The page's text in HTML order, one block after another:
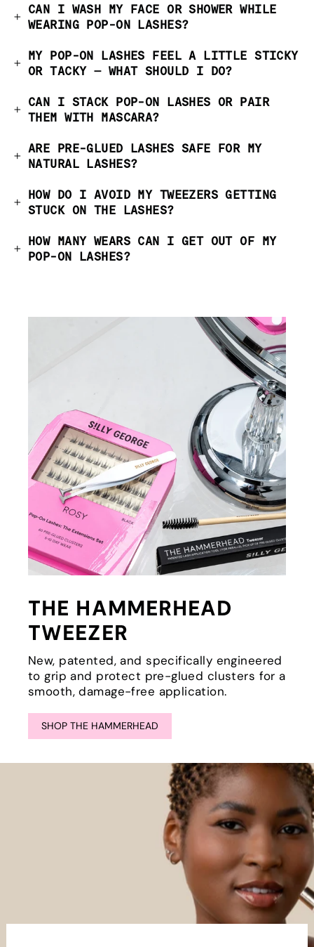
CAN I WASH MY FACE OR SHOWER WHILE
WEARING POP-ON LASHES?
MY POP-ON LASHES FEEL A LITTLE STICKY
OR TACKY — WHAT SHOULD I DO?
CAN I STACK POP-ON LASHES OR PAIR
THEM WITH MASCARA?
ARE PRE-GLUED LASHES SAFE FOR MY
NATURAL LASHES?
HOW DO I AVOID MY TWEEZERS GETTING
STUCK ON THE LASHES?
HOW MANY WEARS CAN I GET OUT OF MY
POP-ON LASHES?
THE HAMMERHEAD
TWEEZER
New, patented, and specifically engineered
to grip and protect pre-glued clusters for a
smooth, damage-free application.
SHOP THE HAMMERHEAD